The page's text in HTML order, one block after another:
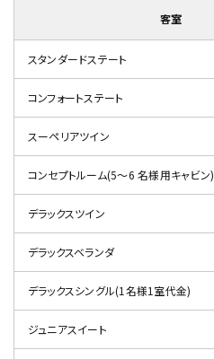
客室
スタンダードステート
コンフォートステート
スーペリアツイン
コンセプトルーム(5～6 名様用キャビン)
デラックスツイン
デラックスベランダ
デラックスシングル(1名様1室代金)
ジュニアスイート